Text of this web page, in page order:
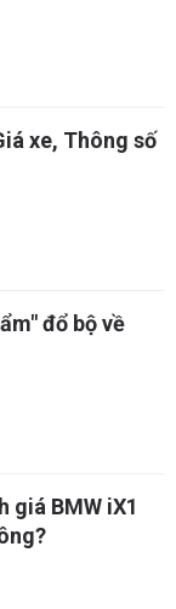
xe, Thông số
đổ bộ về
giá BMW iX1